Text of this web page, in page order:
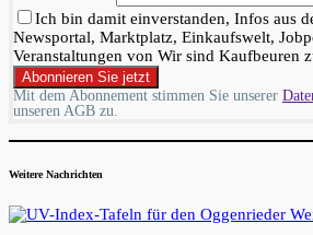
Ich bin damit einverstanden, Infos aus
Newsportal, Marktplatz, Einkaufswelt,
Veranstaltungen von Wir sind Kaufbeuren
Mit dem Abonnement stimmen Sie unserer
unseren AGB zu.
Weitere Nachrichten